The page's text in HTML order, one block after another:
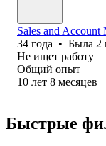
Sales and Account
34 года • Была 2
Не ищет работу
Общий опыт
10 лет 8 месяцев
Быстрые